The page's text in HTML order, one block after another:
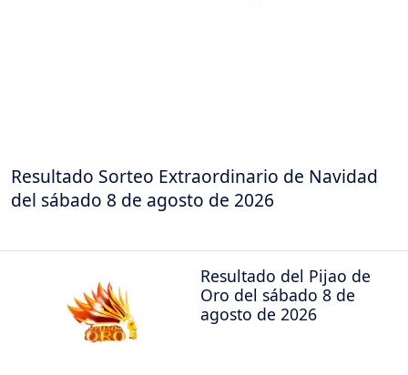
Resultado Sorteo Extraordinario de Navidad
del sábado 8 de agosto de 2026
Resultado del Pijao de
Oro del sábado 8 de
agosto de 2026